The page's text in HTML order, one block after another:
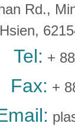
Rd.,
Hsien,
Tel: +
Fax: +